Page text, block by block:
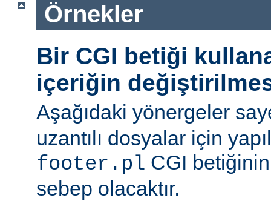
Örnekler
Bir CGI betiği
içeriğin
Aşağıdaki yönergeler
uzantılı dosyalar için
footer.pl CGI
sebep olacaktır.